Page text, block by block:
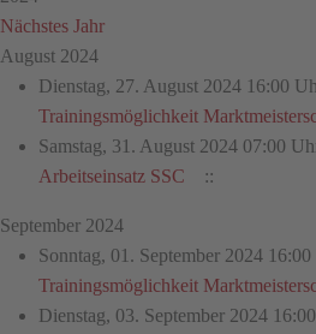
Nächstes Jahr
August 2024
Dienstag, 27. August 2024 16:00
Trainingsmöglichkeit
Samstag, 31. August 2024 07:00
Arbeitseinsatz SSC
::
September 2024
Sonntag, 01. September 2024
Trainingsmöglichkeit
Dienstag, 03. September 2024